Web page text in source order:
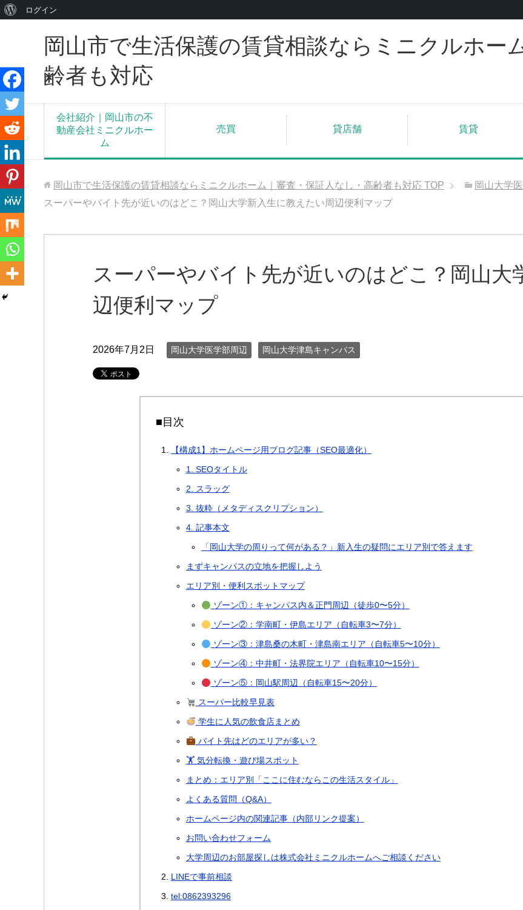
岡山市で生活保護の賃貸相談ならミニクルホー
齢者も対応
会社紹介｜岡山市の不
動産会社ミニクルホー
ム
売買 貸店舗 賃貸
岡山市で生活保護の賃貸相談ならミニクルホーム｜審査・保証人なし・高齢者も対応 TOP
岡山大学
スーパーやバイト先が近いのはどこ？岡山大学新入生に教えたい周辺便利マップ
スーパーやバイト先が近いのはどこ？岡山大
辺便利マップ
2026年7月2日 岡山大学医学部周辺 岡山大学津島キャンパス
■目次
【構成1】ホームページ用ブログ記事（SEO最適化）
1. SEOタイトル
2. スラッグ
3. 抜粋（メタディスクリプション）
4. 記事本文
「岡山大学の周りって何がある？」新入生の疑問にエリア別で答えます
まずキャンパスの立地を把握しよう
エリア別・便利スポットマップ
ゾーン①：キャンパス内＆正門周辺（徒歩0〜5分）
ゾーン②：学南町・伊島エリア（自転車3〜7分）
ゾーン③：津島桑の木町・津島南エリア（自転車5〜10分）
ゾーン④：中井町・法界院エリア（自転車10〜15分）
ゾーン⑤：岡山駅周辺（自転車15〜20分）
スーパー比較早見表
学生に人気の飲食店まとめ
バイト先はどのエリアが多い？
🏋️ 気分転換・遊び場スポット
まとめ：エリア別「ここに住むならこの生活スタイル」
よくある質問（Q&A）
ホームページ内の関連記事（内部リンク提案）
お問い合わせフォーム
大学周辺のお部屋探しは株式会社ミニクルホームへご相談ください
LINEで事前相談
tel:0862393296
WordPress
い
て
ログイン